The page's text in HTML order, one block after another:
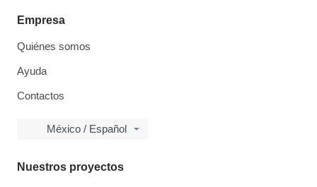
Empresa
Quiénes somos
Ayuda
Contactos
México / Español
Nuestros proyectos